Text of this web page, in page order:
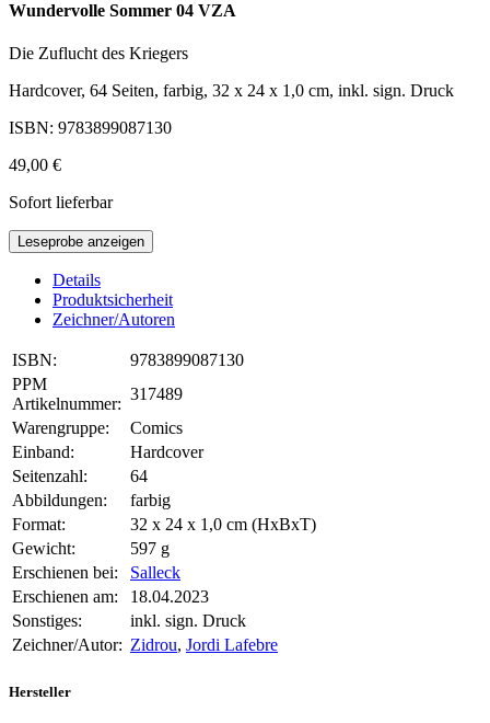
Wundervolle Sommer 04 VZA
Die Zuflucht des Kriegers
Hardcover, 64 Seiten, farbig, 32 x 24 x 1,0 cm, inkl. sign. Druck
ISBN: 9783899087130
49,00 €
Sofort lieferbar
Leseprobe anzeigen
Details
Produktsicherheit
Zeichner/Autoren
ISBN:
9783899087130
PPM
Artikelnummer:
317489
Warengruppe:
Comics
Einband:
Hardcover
Seitenzahl:
64
Abbildungen:
farbig
Format:
32 x 24 x 1,0 cm (HxBxT)
Gewicht:
597 g
Erschienen bei:
Salleck
Erschienen am:
18.04.2023
Sonstiges:
inkl. sign. Druck
Zeichner/Autor: Zidrou, Jordi Lafebre
Hersteller